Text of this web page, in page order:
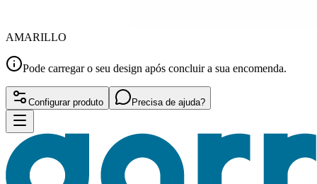
AMARILLO
Pode carregar o seu design após concluir a sua encomenda.
Configurar produto Precisa de ajuda?